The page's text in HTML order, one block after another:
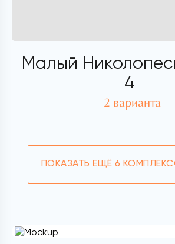
Малый
4
2 варианта
ПОКАЗАТЬ ЕЩЁ 6